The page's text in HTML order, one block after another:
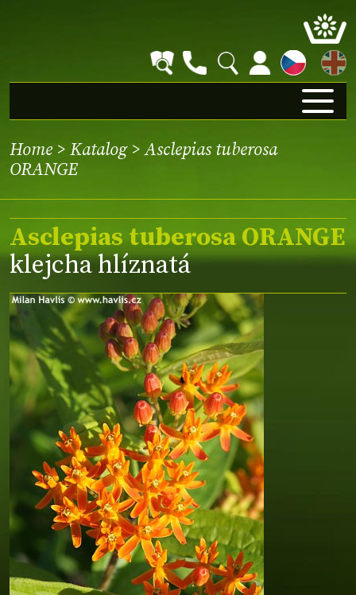
EN
Home > Katalog> Asclepias tuberosa
ORANGE
Asclepias tuberosa ORANGE
klejcha hlíznatá